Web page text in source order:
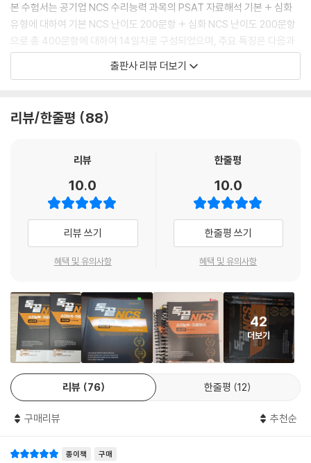
본 수험서는 공기업 NCS 수리능력 과목의 PSAT 자료해석 기본 + 심화
유형에 대하여 기본 NCS 난이도 200문항 + 심화 NCS 난이도 200문항
으로 총 400문항에 대하여 14일차로 구성되었으며, 주요 특징은 다음과
같습니다.
한 문제당 해설 길이가 A4 한장 이상의 수준일 만큼 PSAT 자료해석 해설
설, 합격자의 풀이순서, 합격자의 시간단축tip을 전 문항에 대해서 수록하
니다. 따라서 독학으로도 과외를 받는것과 같은 학습이 가능합니다.
2. 매일 매일 푸는 NCS 자료해석 Daily 문제 구성
기본편 및 심화편 각각에 대해 Level 1~3까지 총 3개의 난이도를 다양한
해석을 연습할수 있도록 구성했습니다. 본서만의 유일한 특징으로, 일차별
“일일연습 → 실전풀이” 의 학습순서로 NCS 수리능력 14일 단기 완성이
가능합니다.
3. 공기업 합격자의 실전 노하우 전수
메이저 공기업 합격자+SKY 명문대생+행정고시 합격자 등의 실전 고수
간단축 Tip 등 가장 효과적인 학습 경험을 제공합니다.
공기업 NCS 수리능력·자료해석을 본 수험서로 독학하면, 마치 공사·공단
출판사 리뷰 더보기
리뷰/한줄평 88
리뷰
10.0
리뷰 쓰기
혜택 및 유의사항
한줄평
10.0
한줄평 쓰기
혜택 및 유의사항
42
더보기
리뷰 76 한줄평 12
구매리뷰 추천순
종이책 구매